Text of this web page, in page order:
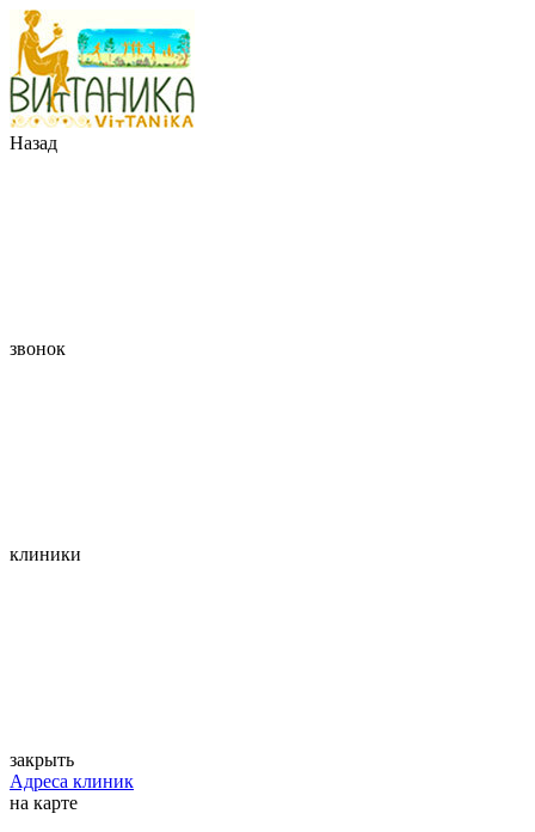
Назад
звонок
клиники
закрыть
Адреса клиник
на карте